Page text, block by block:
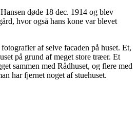
døde 18 dec. 1914 og blev
hvor også hans kone var blevet
af selve facaden på huset. Et,
på grund af meget store træer. Et
sammen med Rådhuset, og flere med
har fjernet noget af stuehuset.